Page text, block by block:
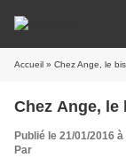
Accueil » Chez Ange, le
Chez Ange,
Publié le 21/01/2016
Par